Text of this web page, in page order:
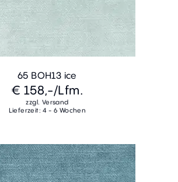
65 BOH13 ice
€ 158,-/Lfm.
zzgl. Versand
Lieferzeit: 4 - 6 Wochen